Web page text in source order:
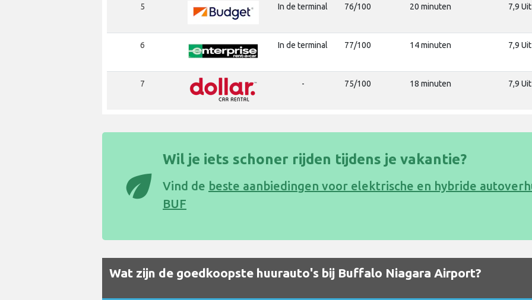
5 In de terminal 76/100 20 minuten 7,9
6 In de terminal 77/100 14 minuten 7,9
7 - 75/100 18 minuten 7,9
eco
Wil je iets schoner rijden tijdens je vakantie?
Vind de beste aanbiedingen voor elektrische en hybride
BUF
Wat zijn de goedkoopste huurauto's bij Buffalo Niagara Airport?